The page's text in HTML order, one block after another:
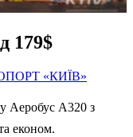
179$
«КИЇВ»
Аеробус А320 з
економ.